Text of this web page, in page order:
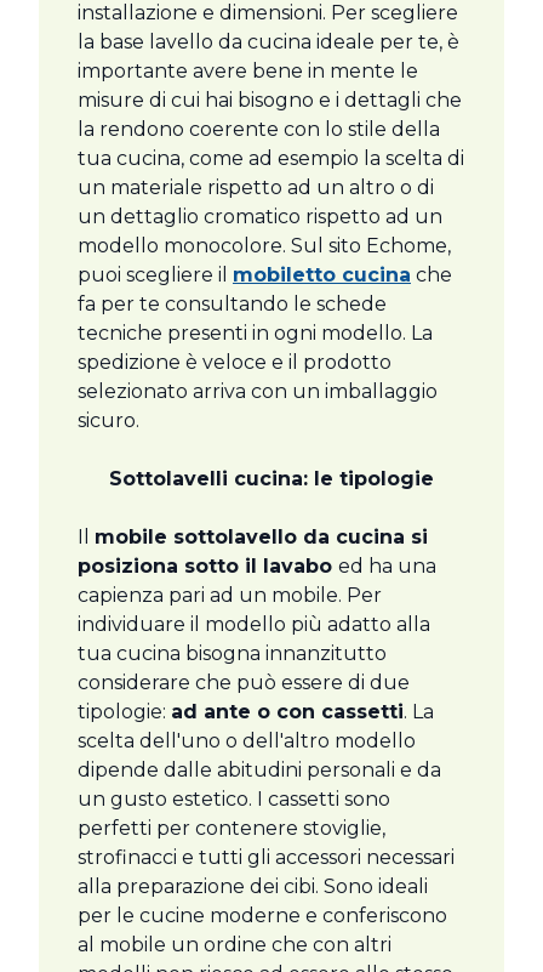
installazione e dimensioni. Per scegliere
la base lavello da cucina ideale per te, è
importante avere bene in mente le
misure di cui hai bisogno e i dettagli che
la rendono coerente con lo stile della
tua cucina, come ad esempio la scelta di
un materiale rispetto ad un altro o di
un dettaglio cromatico rispetto ad un
modello monocolore. Sul sito Echome,
puoi scegliere il mobiletto cucina che
fa per te consultando le schede
tecniche presenti in ogni modello. La
spedizione è veloce e il prodotto
selezionato arriva con un imballaggio
sicuro.
Sottolavelli cucina: le tipologie
Il mobile sottolavello da cucina si
posiziona sotto il lavabo ed ha una
capienza pari ad un mobile. Per
individuare il modello più adatto alla
tua cucina bisogna innanzitutto
considerare che può essere di due
tipologie: ad ante o con cassetti. La
scelta dell'uno o dell'altro modello
dipende dalle abitudini personali e da
un gusto estetico. I cassetti sono
perfetti per contenere stoviglie,
strofinacci e tutti gli accessori necessari
alla preparazione dei cibi. Sono ideali
per le cucine moderne e conferiscono
al mobile un ordine che con altri